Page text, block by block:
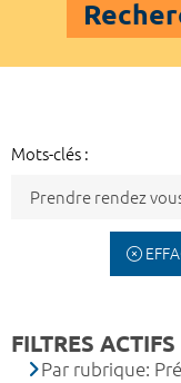
Mots-clés :
FILTRES ACTIFS
Par rubrique: